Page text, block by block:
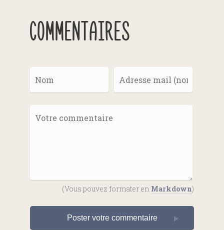
Commentaires
(Vous pouvez formater en Markdown)
Poster votre commentaire